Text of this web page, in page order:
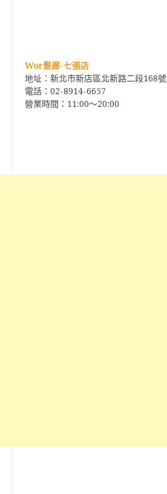
Wor髮廊-七張店
地址：新北市新店區北新路二段168號
電話：02-8914-6657
營業時間：11:00～20:00